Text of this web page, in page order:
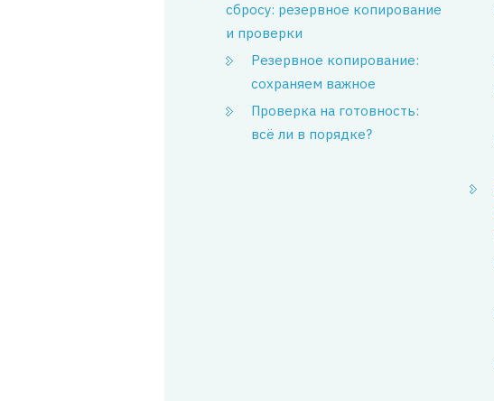
сбросу: резервное копирование
и проверки
Резервное копирование:
сохраняем важное
Проверка на готовность:
всё ли в порядке?